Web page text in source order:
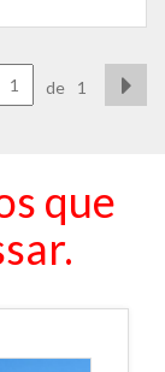
de 1
que